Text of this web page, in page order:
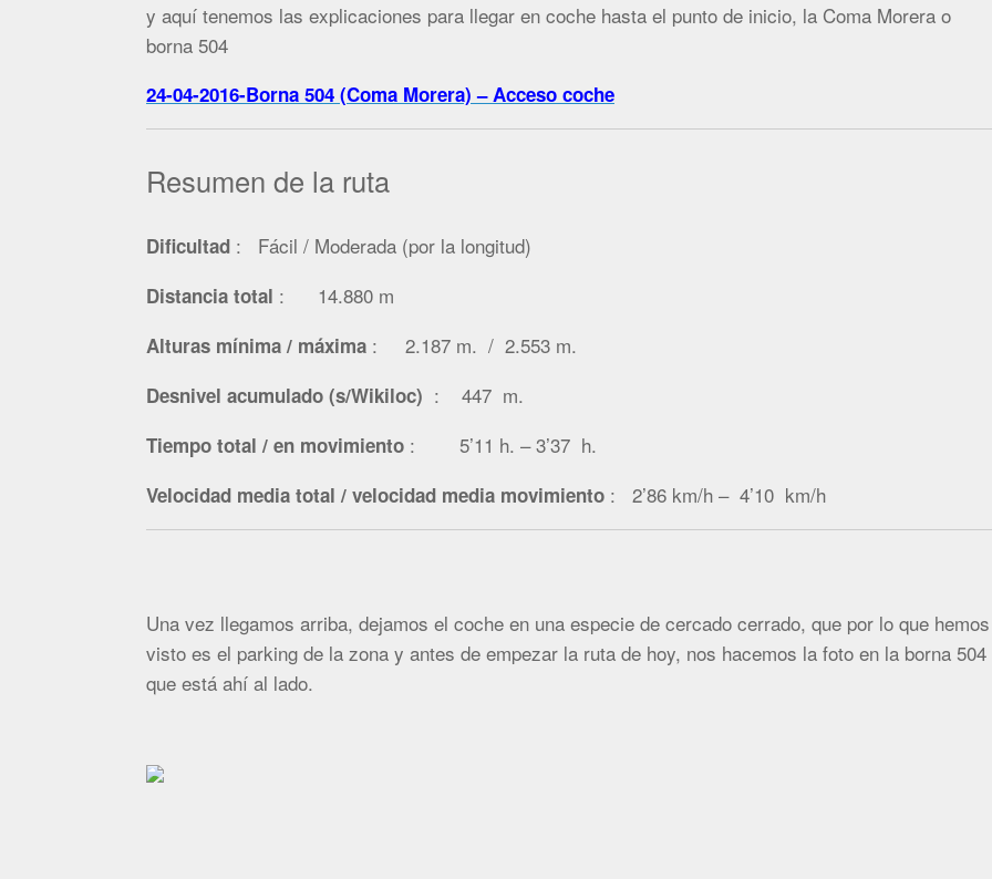
y aquí tenemos las explicaciones para llegar en coche hasta el punto de inicio, la Coma Morera o
borna 504
24-04-2016-Borna 504 (Coma Morera) – Acceso coche
Resumen de la ruta
Dificultad : Fácil / Moderada (por la longitud)
Distancia total : 14.880 m
Alturas mínima / máxima : 2.187 m. / 2.553 m.
Desnivel acumulado (s/Wikiloc) : 447 m.
Tiempo total / en movimiento : 5’11 h. – 3’37 h.
Velocidad media total / velocidad media movimiento : 2’86 km/h – 4’10 km/h
Una vez llegamos arriba, dejamos el coche en una especie de cercado cerrado, que por lo que hemos
visto es el parking de la zona y antes de empezar la ruta de hoy, nos hacemos la foto en la borna 504
que está ahí al lado.